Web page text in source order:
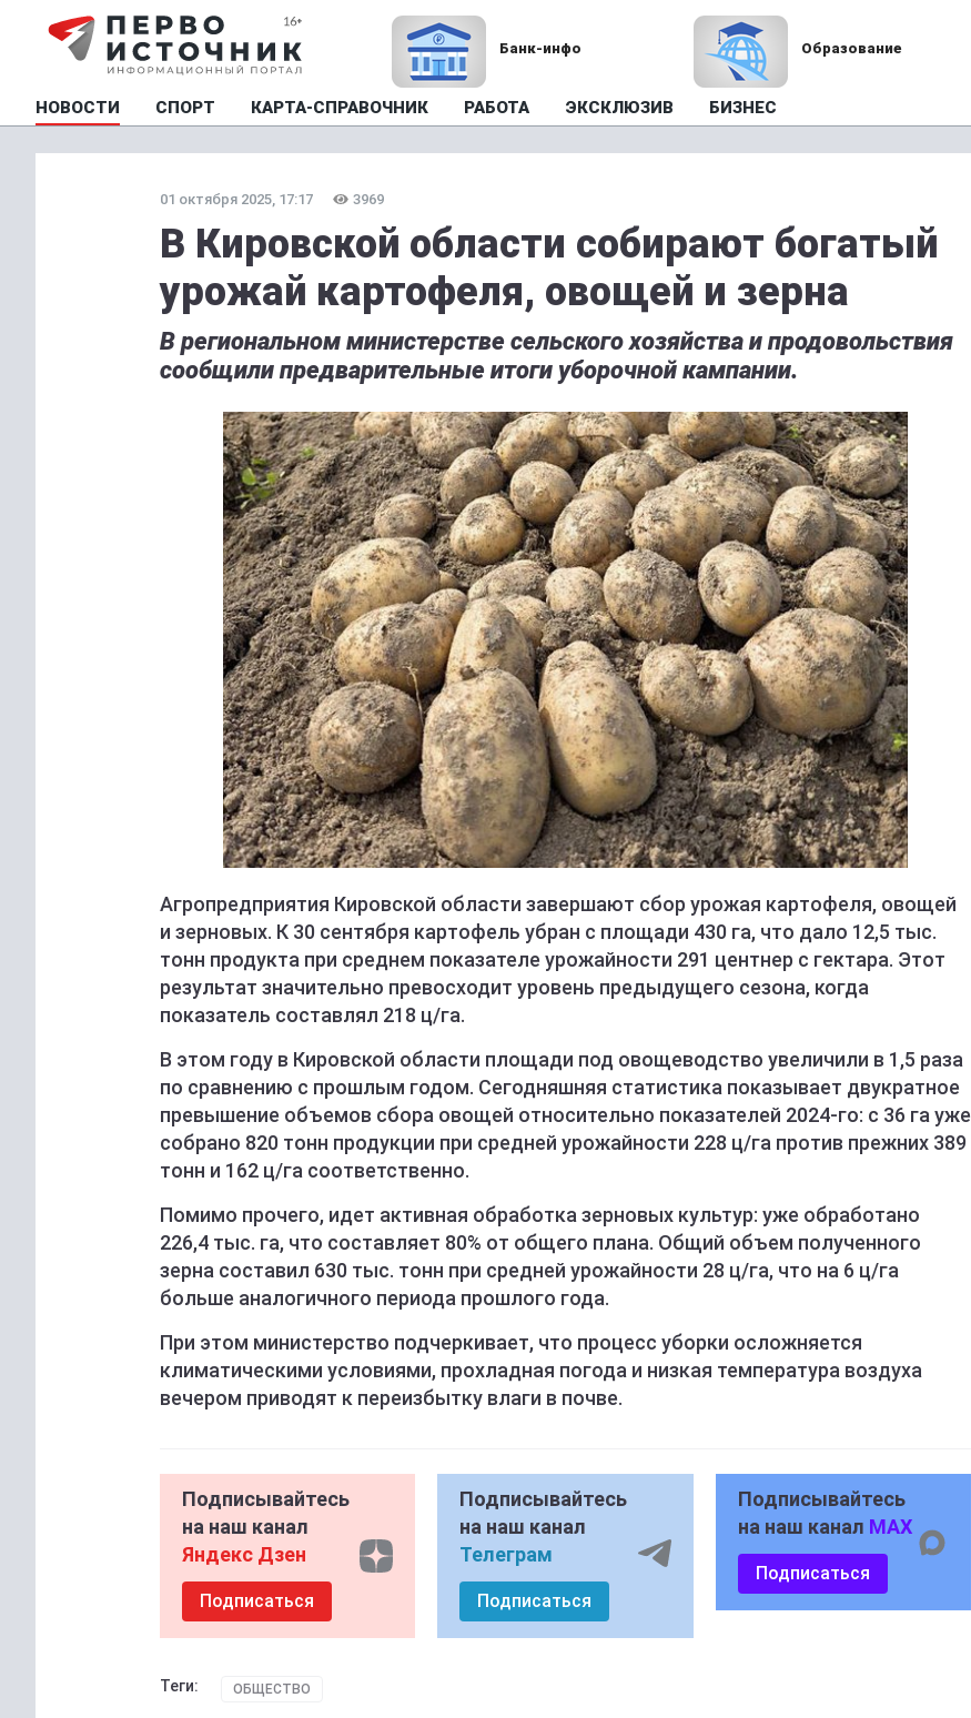
Банк-инфо Образование
НОВОСТИ СПОРТ КАРТА-СПРАВОЧНИК РАБОТА ЭКСКЛЮЗИВ БИЗНЕС
01 октября 2025, 17:17 3969
В Кировской области собирают богатый
урожай картофеля, овощей и зерна
В региональном министерстве сельского хозяйства и продовольствия
сообщили предварительные итоги уборочной кампании.
Агропредприятия Кировской области завершают сбор урожая картофеля, овощей
и зерновых. К 30 сентября картофель убран с площади 430 га, что дало 12,5 тыс.
тонн продукта при среднем показателе урожайности 291 центнер с гектара. Этот
результат значительно превосходит уровень предыдущего сезона, когда
показатель составлял 218 ц/га.
В этом году в Кировской области площади под овощеводство увеличили в 1,5 раза
по сравнению с прошлым годом. Сегодняшняя статистика показывает двукратное
превышение объемов сбора овощей относительно показателей 2024-го: с 36 га уже
собрано 820 тонн продукции при средней урожайности 228 ц/га против прежних 389
тонн и 162 ц/га соответственно.
Помимо прочего, идет активная обработка зерновых культур: уже обработано
226,4 тыс. га, что составляет 80% от общего плана. Общий объем полученного
зерна составил 630 тыс. тонн при средней урожайности 28 ц/га, что на 6 ц/га
больше аналогичного периода прошлого года.
При этом министерство подчеркивает, что процесс уборки осложняется
климатическими условиями, прохладная погода и низкая температура воздуха
вечером приводят к переизбытку влаги в почве.
Подписывайтесь
на наш канал
Яндекс Дзен
Подписаться
Подписывайтесь
на наш канал
Телеграм
Подписаться
Подписывайтесь
на наш канал MAX
Подписаться
Теги: ОБЩЕСТВО